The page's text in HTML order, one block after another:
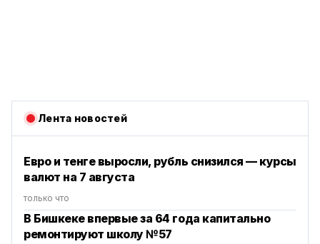
Лента новостей
Евро и тенге выросли, рубль снизился — курсы
валют на 7 августа
только что
В Бишкеке впервые за 64 года капитально
ремонтируют школу №57